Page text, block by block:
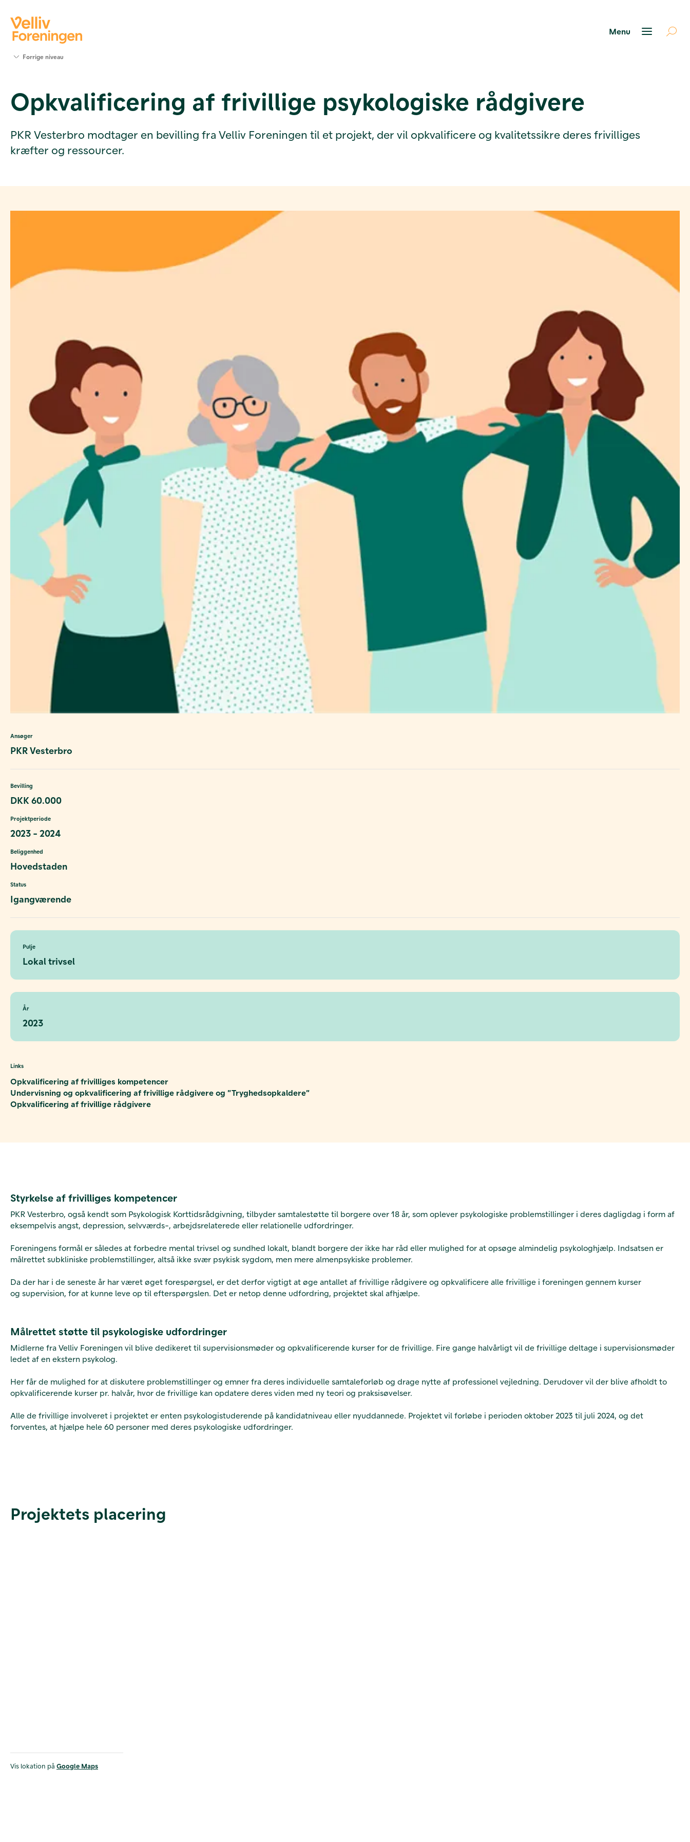
Værktøjer
og viden
Foreningen
Kontakt
os
Forrige niveau
Opkvalificering af frivillige psykologiske rådgivere
PKR Vesterbro modtager en bevilling fra Velliv Foreningen til et projekt, der vil opkvalificere og kvalitetssikre deres frivilliges
kræfter og ressourcer.
Ansøger
PKR Vesterbro
Bevilling
DKK 60.000
Projektperiode
2023 - 2024
Beliggenhed
Hovedstaden
Status
Igangværende
Pulje
Lokal trivsel
År
2023
Links
Opkvalificering af frivilliges kompetencer
Undervisning og opkvalificering af frivillige rådgivere og ”Tryghedsopkaldere”
Opkvalificering af frivillige rådgivere
Styrkelse af frivilliges kompetencer
PKR Vesterbro, også kendt som Psykologisk Korttidsrådgivning, tilbyder samtalestøtte til borgere over 18 år, som oplever psykologiske problemstillinger i deres dagligdag i form af
eksempelvis angst, depression, selvværds-, arbejdsrelaterede eller relationelle udfordringer.
Foreningens formål er således at forbedre mental trivsel og sundhed lokalt, blandt borgere der ikke har råd eller mulighed for at opsøge almindelig psykologhjælp. Indsatsen er
målrettet subkliniske problemstillinger, altså ikke svær psykisk sygdom, men mere almenpsykiske problemer.
Da der har i de seneste år har været øget forespørgsel, er det derfor vigtigt at øge antallet af frivillige rådgivere og opkvalificere alle frivillige i foreningen gennem kurser
og supervision, for at kunne leve op til efterspørgslen. Det er netop denne udfordring, projektet skal afhjælpe.
Målrettet støtte til psykologiske udfordringer
Midlerne fra Velliv Foreningen vil blive dedikeret til supervisionsmøder og opkvalificerende kurser for de frivillige. Fire gange halvårligt vil de frivillige deltage i supervisionsmøder
ledet af en ekstern psykolog.
Her får de mulighed for at diskutere problemstillinger og emner fra deres individuelle samtaleforløb og drage nytte af professionel vejledning. Derudover vil der blive afholdt to
opkvalificerende kurser pr. halvår, hvor de frivillige kan opdatere deres viden med ny teori og praksisøvelser.
Alle de frivillige involveret i projektet er enten psykologistuderende på kandidatniveau eller nyuddannede. Projektet vil forløbe i perioden oktober 2023 til juli 2024, og det
forventes, at hjælpe hele 60 personer med deres psykologiske udfordringer.
Projektets placering
Vis lokation på Google Maps